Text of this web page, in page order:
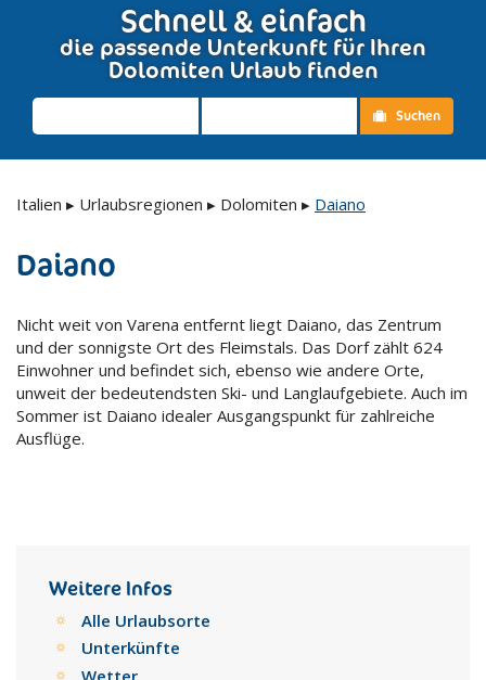
Schnell & einfach
die passende Unterkunft für Ihren
Dolomiten Urlaub finden
Suchen
Italien ▸ Urlaubsregionen ▸ Dolomiten ▸ Daiano
Daiano
Nicht weit von Varena entfernt liegt Daiano, das Zentrum
und der sonnigste Ort des Fleimstals. Das Dorf zählt 624
Einwohner und befindet sich, ebenso wie andere Orte,
unweit der bedeutendsten Ski- und Langlaufgebiete. Auch im
Sommer ist Daiano idealer Ausgangspunkt für zahlreiche
Ausflüge.
Weitere Infos
Alle Urlaubsorte
Unterkünfte
Wetter